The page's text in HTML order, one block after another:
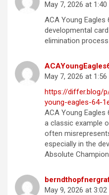
May 7, 2026 at 1:40
ACA Young Eagles
developmental
elimination process
May 7, 2026 at 1:56
https://differ.blog/
young-eagles-64-
ACA Young
a classic example
often
especially in the
Absolute
May 9, 2026 at 3:02